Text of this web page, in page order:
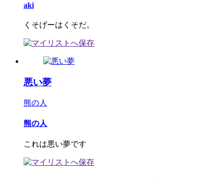
aki
くそげーはくそだ。
悪い夢
熊の人
熊の人
これは悪い夢です